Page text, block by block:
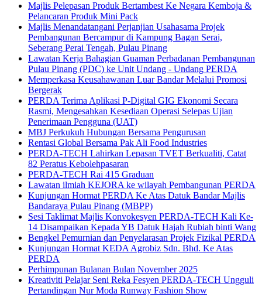
Majlis Pelepasan Produk Bertambest Ke Negara Kemboja &
Pelancaran Produk Mini Pack
Majlis Menandatangani Perjanjian Usahasama Projek
Pembangunan Bercampur di Kampung Bagan Serai,
Seberang Perai Tengah, Pulau Pinang
Lawatan Kerja Bahagian Guaman Perbadanan Pembangunan
Pulau Pinang (PDC) ke Unit Undang - Undang PERDA
Memperkasa Keusahawanan Luar Bandar Melalui Promosi
Bergerak
PERDA Terima Aplikasi P-Digital GIG Ekonomi Secara
Rasmi, Mengesahkan Kesediaan Operasi Selepas Ujian
Penerimaan Pengguna (UAT)
MBJ Perkukuh Hubungan Bersama Pengurusan
Rentasi Global Bersama Pak Ali Food Industries
PERDA-TECH Lahirkan Lepasan TVET Berkualiti, Catat
82 Peratus Kebolehpasaran
PERDA-TECH Rai 415 Graduan
Lawatan ilmiah KEJORA ke wilayah Pembangunan PERDA
Kunjungan Hormat PERDA Ke Atas Datuk Bandar Majlis
Bandaraya Pulau Pinang (MBPP)
Sesi Taklimat Majlis Konvokesyen PERDA-TECH Kali Ke-
14 Disampaikan Kepada YB Datuk Hajah Rubiah binti Wang
Bengkel Pemurnian dan Penyelarasan Projek Fizikal PERDA
Kunjungan Hormat KEDA Agrobiz Sdn. Bhd. Ke Atas
PERDA
Perhimpunan Bulanan Bulan November 2025
Kreativiti Pelajar Seni Reka Fesyen PERDA-TECH Ungguli
Pertandingan Nur Moda Runway Fashion Show